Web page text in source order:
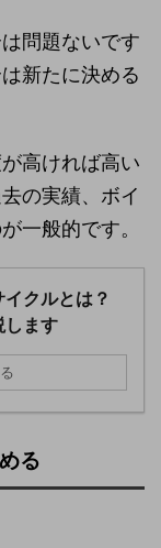
問題ないです
新たに決める
高ければ高い
の実績、ボイ
一般的です。
イクルとは？
します
る